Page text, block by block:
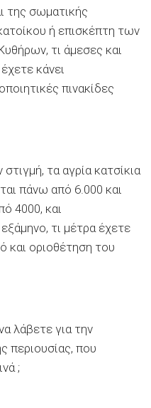
της σωματικής
ή επισκέπτη των
τι άμεσες και
κάνει
πινακίδες
τα αγρία κατσίκια
πάνω από 6.000 και
4000, και
τι μέτρα έχετε
και οριοθέτηση του
λάβετε για την
περιουσίας, που
;